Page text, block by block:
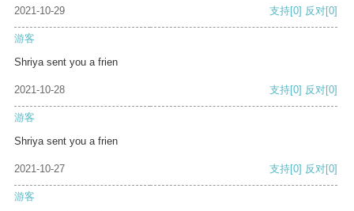
2021-10-29 支持[0] 反对[0]
游客
Shriya sent you a frien
2021-10-28 支持[0] 反对[0]
游客
Shriya sent you a frien
2021-10-27 支持[0] 反对[0]
游客